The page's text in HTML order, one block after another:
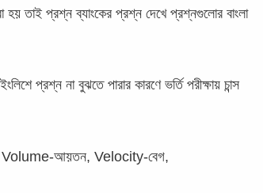
হয় তাই প্রশ্ন ব্যাংকের প্রশ্ন দেখে প্রশ্নগুলোর বাংলা
প্রশ্ন না বুঝতে পারার কারণে ভর্তি পরীক্ষায় চান্স
( Volume-আয়তন, Velocity-বেগ,